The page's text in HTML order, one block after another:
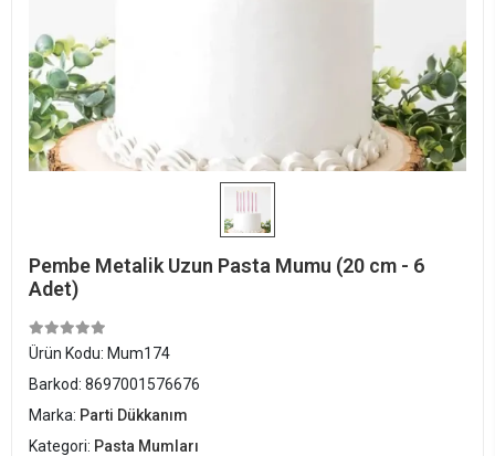
Pembe Metalik Uzun Pasta Mumu (20 cm - 6
Adet)
Ürün Kodu: Mum174
Barkod: 8697001576676
Marka: Parti Dükkanım
Kategori: Pasta Mumları